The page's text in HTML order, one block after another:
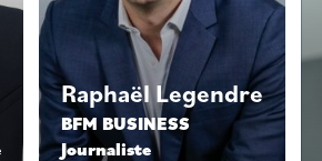
Raphaël Legendre
BFM BUSINESS
Journaliste